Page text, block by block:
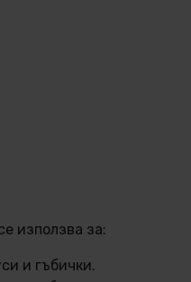
използва за:
и гъбички.